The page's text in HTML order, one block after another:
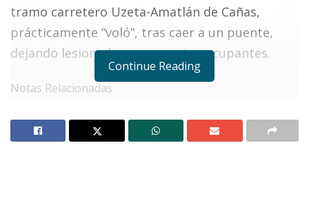
tramo carretero Uzeta-Amatlán de Cañas,
prácticamente “voló”, tras caer a un puente,
dejando lesionados a sus cuatro ocupantes.
Notas Relacionadas
Ahuacatlán celebrá el día de Reyes con rosca y
chocolate
Continue Reading